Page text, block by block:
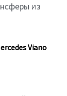
из
Viano